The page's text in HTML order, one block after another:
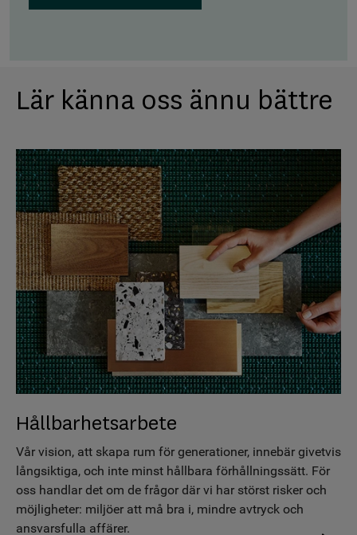
Lär känna oss ännu bättre
Hållbarhetsarbete
Vår vision, att skapa rum för generationer, innebär givetvis
långsiktiga, och inte minst hållbara förhållningssätt. För
oss handlar det om de frågor där vi har störst risker och
möjligheter: miljöer att må bra i, mindre avtryck och
ansvarsfulla affärer.